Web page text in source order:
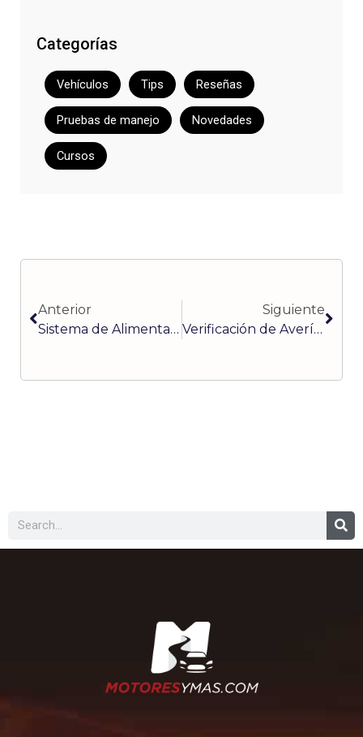
Categorías
Vehículos Tips Reseñas
Pruebas de manejo Novedades
Cursos
Anterior
Sistema de Alimentación de Combustible:“El Carburador”
Siguiente
Verificación de Averías en el Motor a través del Humo de Escape (parte 2)
Buscar